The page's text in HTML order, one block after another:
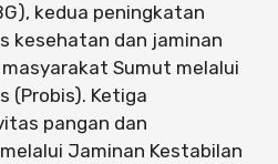
kedua peningkatan
kesehatan dan jaminan
Sumut melalui
(Probis). Ketiga
pangan dan
Jaminan Kestabilan